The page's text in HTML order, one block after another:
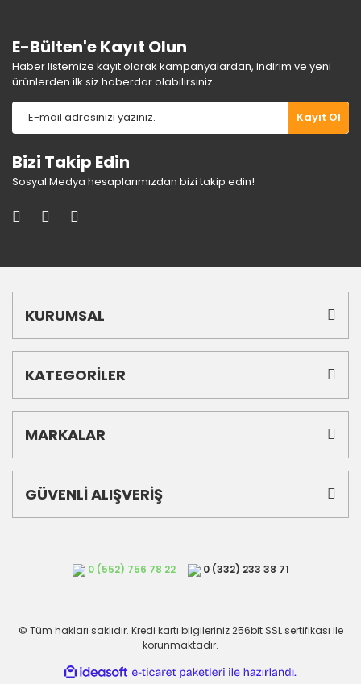
E-Bülten'e Kayıt Olun
Haber listemize kayıt olarak kampanyalardan, indirim ve yeni
ürünlerden ilk siz haberdar olabilirsiniz.
Kayıt Ol
Bizi Takip Edin
Sosyal Medya hesaplarımızdan bizi takip edin!
KURUMSAL
KATEGORİLER
MARKALAR
GÜVENLİ ALIŞVERİŞ
0 (552) 756 78 22 0 (332) 233 38 71
© Tüm hakları saklıdır. Kredi kartı bilgileriniz 256bit SSL sertifikası ile
korunmaktadır.
ideasoft
e-